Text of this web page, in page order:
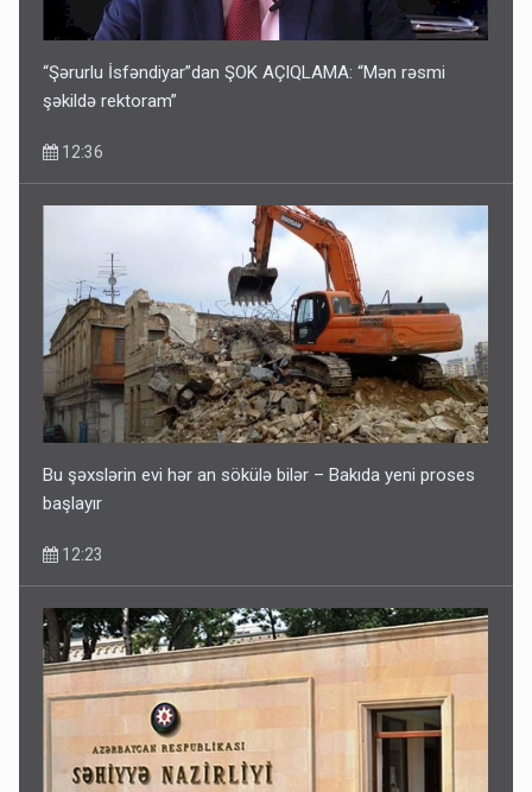
“Şərurlu İsfəndiyar”dan ŞOK AÇIQLAMA: “Mən rəsmi
şəkildə rektoram”
12:36
Bu şəxslərin evi hər an sökülə bilər – Bakıda yeni proses
başlayır
12:23